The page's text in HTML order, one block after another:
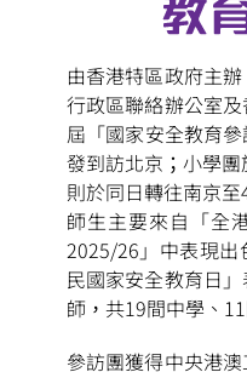
由香港特區政府主
行政區聯絡辦公室
屆「國家安全教育
發到訪北京；小學
則於同日轉往南京
師生主要來自「全
2025/26」中表現出
民國家安全教育日
師，共19間中學、
參訪團獲得中央港